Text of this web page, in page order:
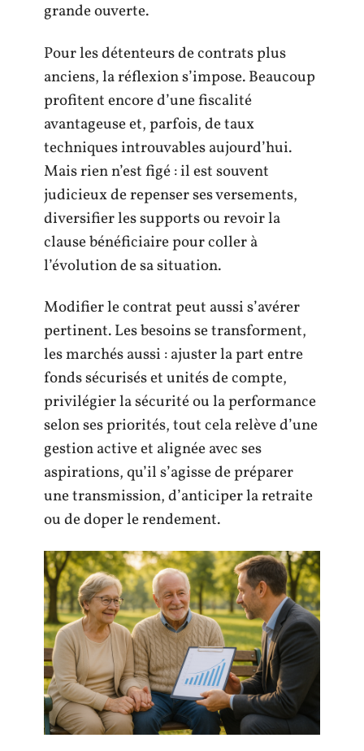
grande ouverte.
Pour les détenteurs de contrats plus
anciens, la réflexion s’impose. Beaucoup
profitent encore d’une fiscalité
avantageuse et, parfois, de taux
techniques introuvables aujourd’hui.
Mais rien n’est figé : il est souvent
judicieux de repenser ses versements,
diversifier les supports ou revoir la
clause bénéficiaire pour coller à
l’évolution de sa situation.
Modifier le contrat peut aussi s’avérer
pertinent. Les besoins se transforment,
les marchés aussi : ajuster la part entre
fonds sécurisés et unités de compte,
privilégier la sécurité ou la performance
selon ses priorités, tout cela relève d’une
gestion active et alignée avec ses
aspirations, qu’il s’agisse de préparer
une transmission, d’anticiper la retraite
ou de doper le rendement.